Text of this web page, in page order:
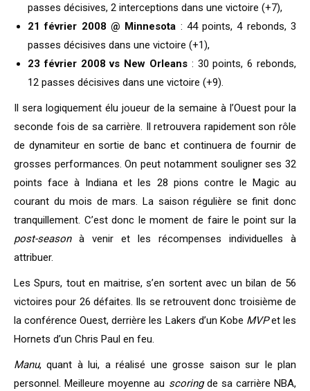
passes décisives, 2 interceptions dans une victoire (+7),
21 février 2008 @ Minnesota : 44 points, 4 rebonds, 3
passes décisives dans une victoire (+1),
23 février 2008 vs New Orleans : 30 points, 6 rebonds,
12 passes décisives dans une victoire (+9).
Il sera logiquement élu joueur de la semaine à l’Ouest pour la
seconde fois de sa carrière. Il retrouvera rapidement son rôle
de dynamiteur en sortie de banc et continuera de fournir de
grosses performances. On peut notamment souligner ses 32
points face à Indiana et les 28 pions contre le Magic au
courant du mois de mars. La saison régulière se finit donc
tranquillement. C’est donc le moment de faire le point sur la
post-seasonà venir et les récompenses individuelles à
attribuer.
Les Spurs, tout en maitrise, s’en sortent avec un bilan de 56
victoires pour 26 défaites. Ils se retrouvent donc troisième de
la conférence Ouest, derrière les Lakers d’un Kobe MVPet les
Hornets d’un Chris Paul en feu.
Manu, quant à lui, a réalisé une grosse saison sur le plan
personnel. Meilleure moyenne au scoringde sa carrière NBA,